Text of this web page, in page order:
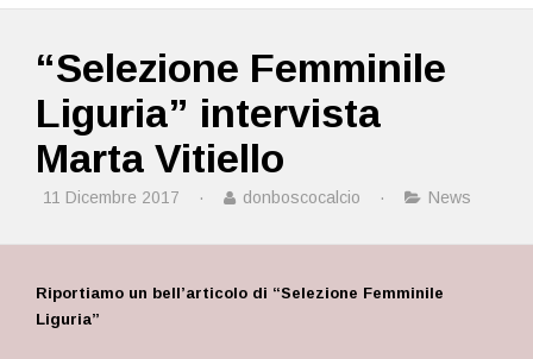
“Selezione Femminile
Liguria” intervista
Marta Vitiello
11 Dicembre 2017 · donboscocalcio · News
Riportiamo un bell’articolo di “Selezione Femminile
Liguria”